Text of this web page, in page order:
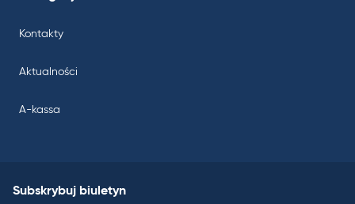
Kontakty
Aktualności
A-kassa
Subskrybuj biuletyn